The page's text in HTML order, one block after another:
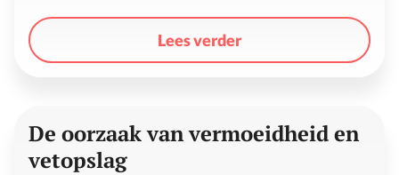
Lees verder
De oorzaak van vermoeidheid en
vetopslag